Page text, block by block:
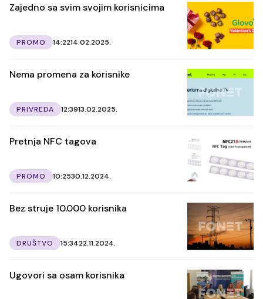
Zajedno sa svim svojim korisnicima
PROMO 14:2214.02.2025.
Nema promena za korisnike
PRIVREDA 12:3913.02.2025.
Pretnja NFC tagova
PROMO 10:2530.12.2024.
Bez struje 10.000 korisnika
DRUŠTVO 15:3422.11.2024.
Ugovori sa osam korisnika